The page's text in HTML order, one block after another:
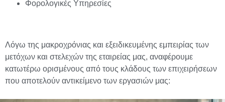
Φορολογικές Υπηρεσίες
Λόγω της μακροχρόνιας και εξειδικευμένης εμπειρίας των
μετόχων και στελεχών της εταιρείας μας, αναφέρουμε
κατωτέρω ορισμένους από τους κλάδους των επιχειρήσεων
που αποτελούν αντικείμενο των εργασιών μας: